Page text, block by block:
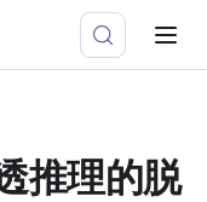
推理的脱